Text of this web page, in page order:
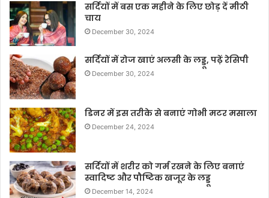
सर्दियों में बस एक महीने के लिए छोड़ दें मीठी
चाय
December 30, 2024
सर्दियों में रोज खाएं अलसी के लड्डू, पढ़ें रेसिपी
December 30, 2024
डिनर में इस तरीके से बनाएं गोभी मटर मसाला
December 24, 2024
सर्दियों में शरीर को गर्म रखने के लिए बनाएं
स्वादिष्ट और पौष्टिक खजूर के लड्डू
December 14, 2024